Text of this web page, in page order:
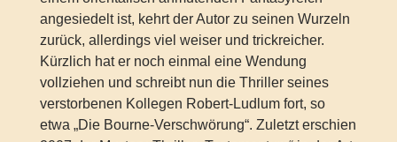
angesiedelt ist, kehrt der Autor zu seinen Wurzeln
zurück, allerdings viel weiser und trickreicher.
Kürzlich hat er noch einmal eine Wendung
vollziehen und schreibt nun die Thriller seines
verstorbenen Kollegen Robert-Ludlum fort, so
etwa „Die Bourne-Verschwörung“. Zuletzt erschien